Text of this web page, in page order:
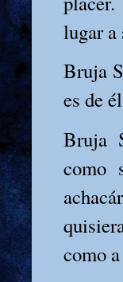
lugar a
Bruja
es de
Bruja
como
como